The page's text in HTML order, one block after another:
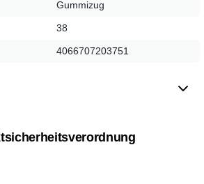
Gummizug
38
4066707203751